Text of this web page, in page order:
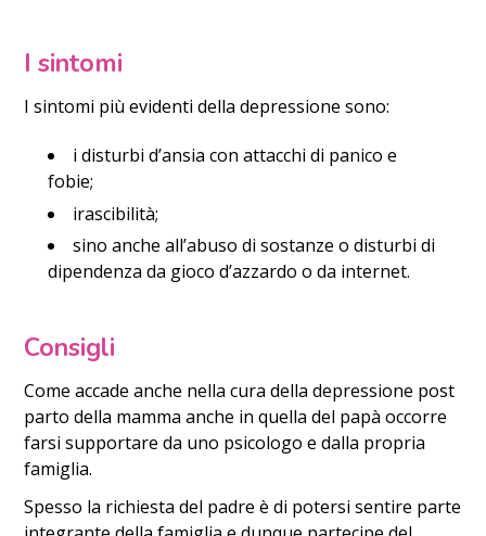
I sintomi
I sintomi più evidenti della depressione sono:
i disturbi d’ansia con attacchi di panico e
fobie;
irascibilità;
sino anche all’abuso di sostanze o disturbi di
dipendenza da gioco d’azzardo o da internet.
Consigli
Come accade anche nella cura della depressione post
parto della mamma anche in quella del papà occorre
farsi supportare da uno psicologo e dalla propria
famiglia.
Spesso la richiesta del padre è di potersi sentire parte